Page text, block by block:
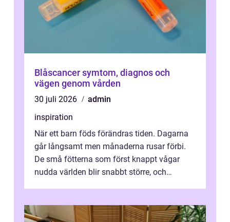
Blåscancer symtom, diagnos och
vägen genom vården
30 juli 2026
admin
inspiration
När ett barn föds förändras tiden. Dagarna
går långsamt men månaderna rusar förbi.
De små fötterna som först knappt vågar
nudda världen blir snabbt större, och